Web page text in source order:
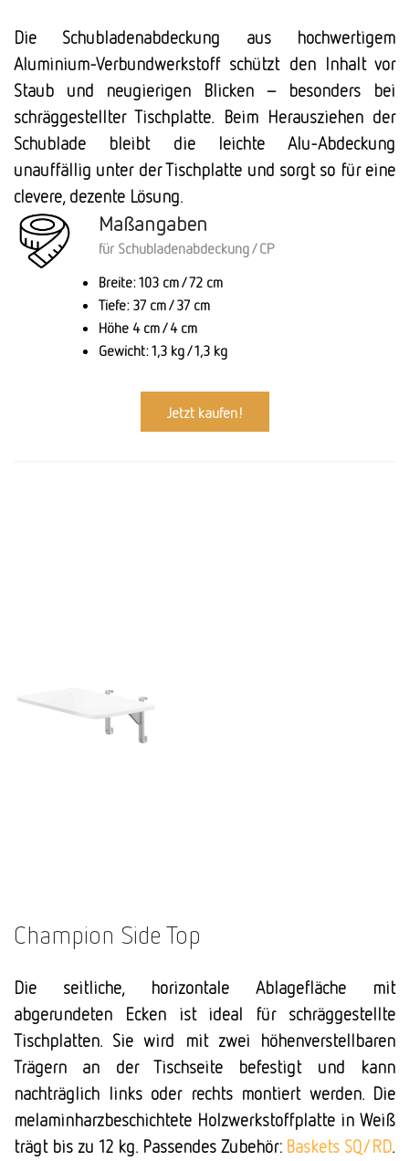
Die Schubladenabdeckung aus hochwertigem
Aluminium-Verbundwerkstoff schützt den Inhalt vor
Staub und neugierigen Blicken – besonders bei
schräggestellter Tischplatte. Beim Herausziehen der
Schublade bleibt die leichte Alu-Abdeckung
unauffällig unter der Tischplatte und sorgt so für eine
clevere, dezente Lösung.
Maßangaben
für Schubladenabdeckung / CP
Breite: 103 cm / 72 cm
Tiefe: 37 cm / 37 cm
Höhe 4 cm / 4 cm
Gewicht: 1,3 kg / 1,3 kg
Jetzt kaufen!
Champion Side Top
Die seitliche, horizontale Ablagefläche mit
abgerundeten Ecken ist ideal für schräggestellte
Tischplatten. Sie wird mit zwei höhenverstellbaren
Trägern an der Tischseite befestigt und kann
nachträglich links oder rechts montiert werden. Die
melaminharzbeschichtete Holzwerkstoffplatte in Weiß
trägt bis zu 12 kg. Passendes Zubehör: Baskets SQ/RD.